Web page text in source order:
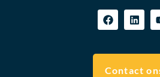
Contact